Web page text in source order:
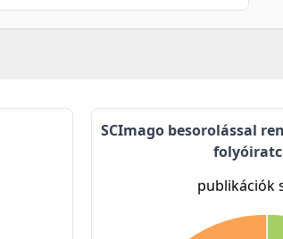
SCImago besorolással
publikációk